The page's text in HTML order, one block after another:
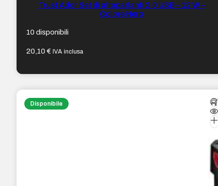
Trust Ador Set di altoparlanti 2.0 USB – 12 W –
Colore Nero
10 disponibili
20,10€ IVA inclusa
Disponibile